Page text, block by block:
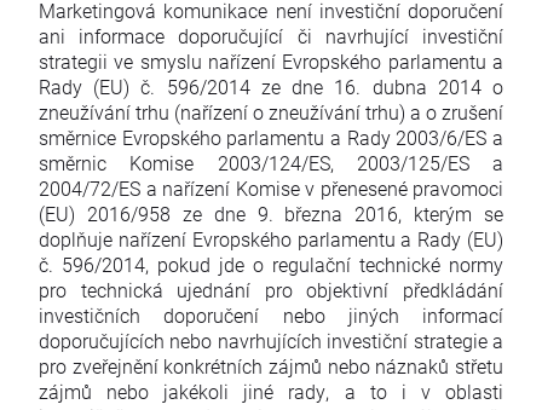
Marketingová komunikace není investiční doporučení
ani informace doporučující či navrhující investiční
strategii ve smyslu nařízení Evropského parlamentu a
Rady (EU) č. 596/2014 ze dne 16. dubna 2014 o
zneužívání trhu (nařízení o zneužívání trhu) a o zrušení
směrnice Evropského parlamentu a Rady 2003/6/ES a
směrnic Komise 2003/124/ES, 2003/125/ES a
2004/72/ES a nařízení Komise v přenesené pravomoci
(EU) 2016/958 ze dne 9. března 2016, kterým se
doplňuje nařízení Evropského parlamentu a Rady (EU)
č. 596/2014, pokud jde o regulační technické normy
pro technická ujednání pro objektivní předkládání
investičních doporučení nebo jiných informací
doporučujících nebo navrhujících investiční strategie a
pro zveřejnění konkrétních zájmů nebo náznaků střetu
zájmů nebo jakékoli jiné rady, a to i v oblasti